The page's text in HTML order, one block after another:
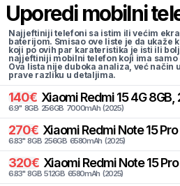
Uporedi mobilni
Najjeftiniji telefoni sa istim ili većim
baterijom. Smisao ove liste je da ukaže
koji po ovih par karateristika je isti ili
najjeftiniji mobilni telefon koji ima samo
Ova lista nije duboka analiza, već način
prave razliku u detaljima.
140€ Xiaomi Redmi 15 4G 8GB,
6.9" 8GB 256GB 7000mAh (2025)
270€ Xiaomi Redmi Note 15 Pro
6.83" 8GB 256GB 6580mAh (2025)
320€ Xiaomi Redmi Note 15 Pro
6.83" 8GB 512GB 6580mAh (2025)